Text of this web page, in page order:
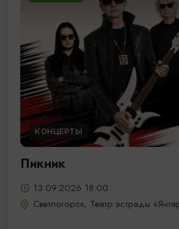
КОНЦЕРТЫ
Пикник
13.09.2026 18:00
Светлогорск, Театр эстрады